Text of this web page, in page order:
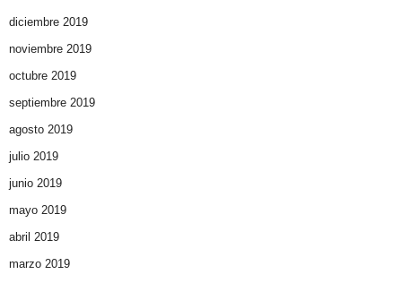
diciembre 2019
noviembre 2019
octubre 2019
septiembre 2019
agosto 2019
julio 2019
junio 2019
mayo 2019
abril 2019
marzo 2019